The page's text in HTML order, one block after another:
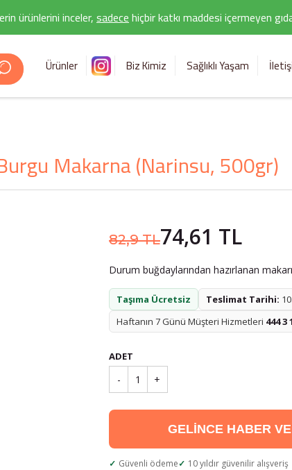
ürünlerini inceler,sadecehiçbir katkı maddesi içermeyen
Ürünler Biz Kimiz Sağlıklı Yaşam
Makarna (Narinsu, 500gr)
82,9 TL74,61 TL
Durum buğdaylarından hazırlanan
Taşıma Ücretsiz Teslimat Tarihi:
Haftanın 7 Günü Müşteri Hizmetleri 444 3
ADET
- 1 +
GELİNCE HABER
Güvenli ödeme 10 yıldır güvenilir alışveriş